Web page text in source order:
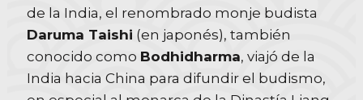
de la India, el renombrado monje budista
Daruma Taishi (en japonés), también
conocido como Bodhidharma, viajó de la
India hacia China para difundir el budismo,